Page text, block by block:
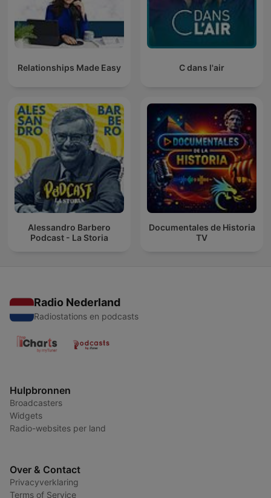
Relationships Made Easy C dans l'air
Alessandro Barbero
Podcast - La Storia
Documentales de Historia
TV
Radio Nederland
Radiostations en podcasts
Hulpbronnen
Broadcasters
Widgets
Radio-websites per land
Over & Contact
Privacyverklaring
Terms of Service